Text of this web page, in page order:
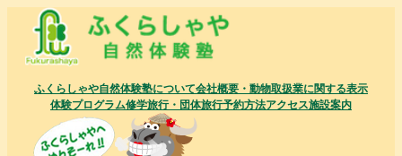
ふくらしゃや自然体験塾について会社概要・動物取扱業に関する表示
体験プログラム修学旅行・団体旅行予約方法アクセス施設案内